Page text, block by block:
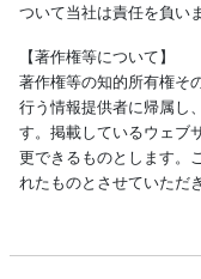
ついて当社は責任を負い
【著作権等について】
著作権等の知的所有権そ
行う情報提供者に帰属し
す。掲載しているウェブ
更できるものとします。
れたものとさせていただ